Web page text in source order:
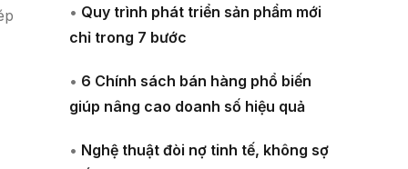
• Quy trình phát triển sản phẩm mới
chỉ trong 7 bước
• 6 Chính sách bán hàng phổ biến
giúp nâng cao doanh số hiệu quả
• Nghệ thuật đòi nợ tinh tế, không sợ